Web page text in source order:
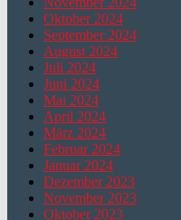
Oktober 2024
September 2024
August 2024
Juli 2024
Juni 2024
Mai 2024
April 2024
März 2024
Februar 2024
Januar 2024
Dezember 2023
November 2023
Oktober 2023